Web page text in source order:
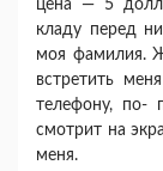
цена — 5
кладу перед
моя фамилия.
встретить
телефону, по-
смотрит на
меня.